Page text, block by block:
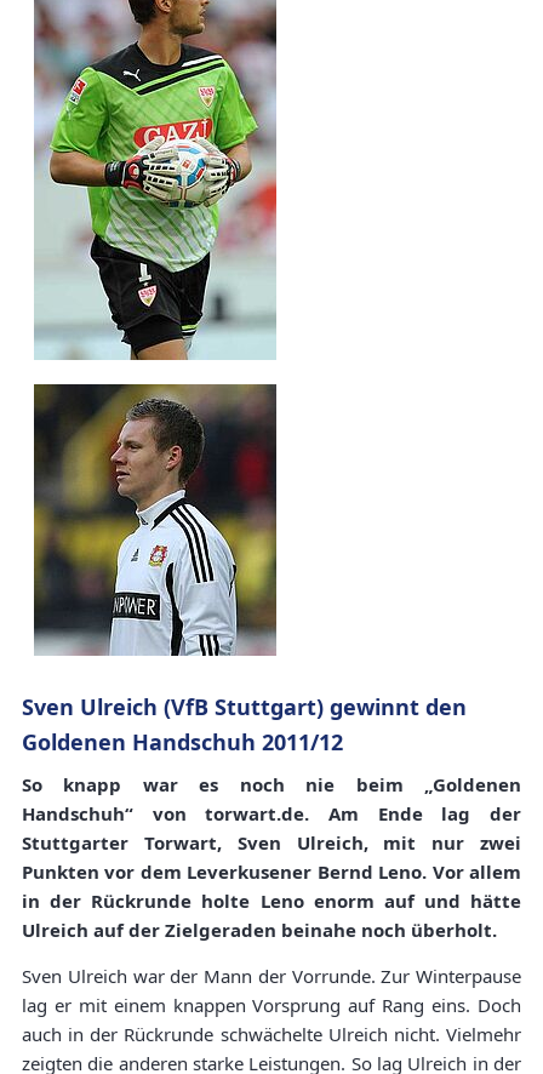
Sven Ulreich (VfB Stuttgart) gewinnt den
Goldenen Handschuh 2011/12
So knapp war es noch nie beim „Goldenen
Handschuh“ von torwart.de. Am Ende lag der
Stuttgarter Torwart, Sven Ulreich, mit nur zwei
Punkten vor dem Leverkusener Bernd Leno. Vor allem
in der Rückrunde holte Leno enorm auf und hätte
Ulreich auf der Zielgeraden beinahe noch überholt.
Sven Ulreich war der Mann der Vorrunde. Zur Winterpause
lag er mit einem knappen Vorsprung auf Rang eins. Doch
auch in der Rückrunde schwächelte Ulreich nicht. Vielmehr
zeigten die anderen starke Leistungen. So lag Ulreich in der